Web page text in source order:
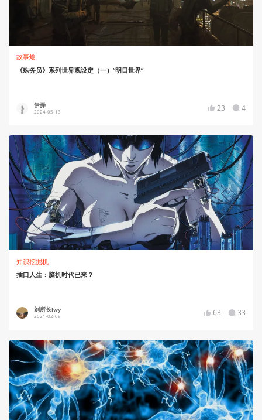
故事烩
《殊务员》系列世界观设定（一）“明日世界”
伊弄
2024-05-13 23 4
知识挖掘机
插口人生：脑机时代已来？
刘所长lwy
2021-02-08 63 33